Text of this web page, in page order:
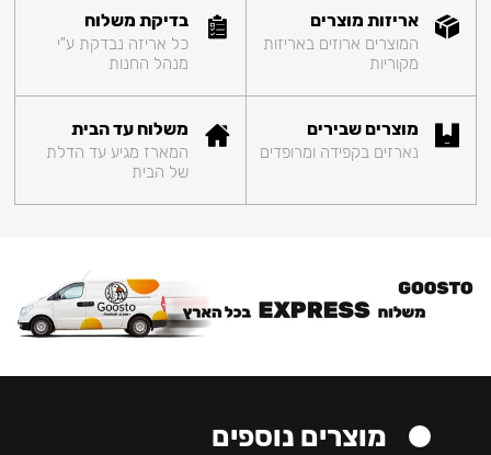
אריזות מוצרים
המוצרים ארוזים באריזות
מקוריות
בדיקת משלוח
כל אריזה נבדקת ע"י
מנהל החנות
מוצרים שבירים
נארזים בקפידה ומרופדים
משלוח עד הבית
המארז מגיע עד הדלת
של הבית
מוצרים נוספים